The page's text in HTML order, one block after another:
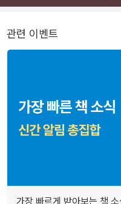
관련 이벤트
가장 빠르게 받아보는 책